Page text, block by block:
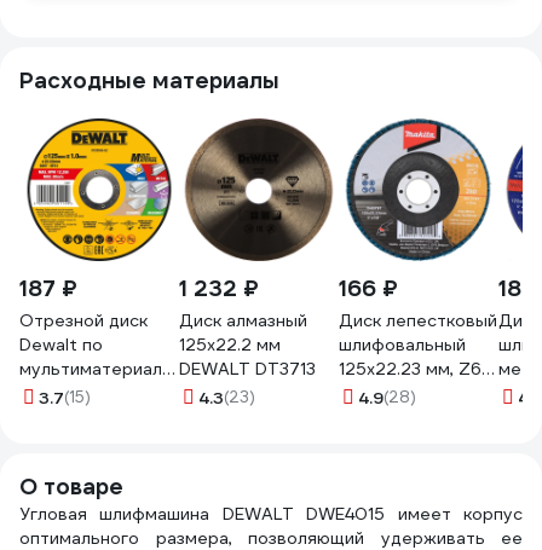
Расходные материалы
187 ₽
Отрезной диск
Dewalt по
мультиматериалу
125x1 мм,
3.7(15)
1 232 ₽
Диск алмазный
125х22.2 мм
DEWALT DT3713
4.3(23)
166 ₽
Диск лепестковый
шлифовальный
125x22.23 мм, Z60,
стекловолокно,
4.9(28)
Диск
4.8
О товаре
Угловая шлифмашина DEWALT DWE4015 имеет корпус
оптимального размера, позволяющий удерживать ее